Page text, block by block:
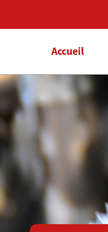
Accueil